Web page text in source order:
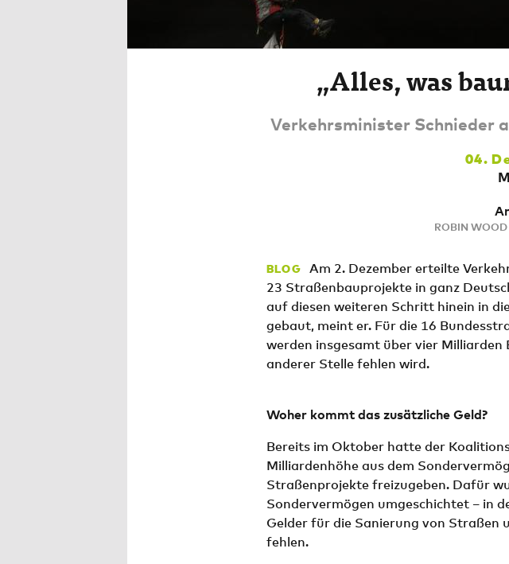
„Alles, was
Verkehrsminister Schnieder
04.
ROBIN
BLOG
Am 2. Dezember erteilte
23 Straßenbauprojekte in ganz
auf diesen weiteren Schritt hinein in
gebaut, meint er. Für die 16
werden insgesamt über vier Milliarden
anderer Stelle fehlen wird.
Woher kommt das zusätzliche Geld?
Bereits im Oktober hatte der
Milliardenhöhe aus dem
Straßenprojekte freizugeben. Dafür
Sondervermögen umgeschichtet – in
Gelder für die Sanierung von
fehlen.